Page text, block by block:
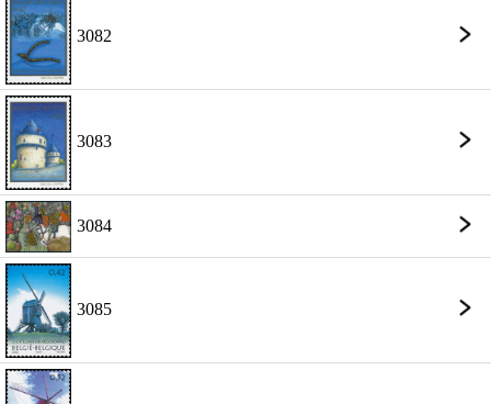
3082
3083
3084
3085